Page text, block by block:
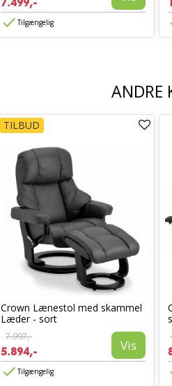
7.499,-
Tilgængelig
ANDRE
TILBUD
Crown Lænestol med skammel
Læder - sort
7.997,-
5.894,- Vis
Tilgængelig